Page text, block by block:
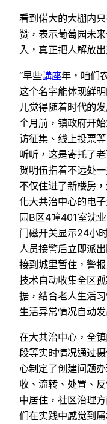
看到偌大的大棚内
赞，表示葡萄园未
入，真正把人解放出
“早些講座年，咱们
这个名字能体现鲜
儿觉得随着时代的
个月前，镇政府开
访征集、线上投票
听听，这是寄托了
贺明伍指着不远处
不仅住进了新楼房
化大共治中心的电
园B区4幢401室沈
门磁开关显示24小
人员接警后立即派
接到城里暂住，警
技术自动收集全区
据，结合老人生活
生活异常情况自动发
在大共治中心，全
段等实时情况通过
心制定了创建问题
收、流转、处置、
中居住，社区治理
们在实践中感觉到